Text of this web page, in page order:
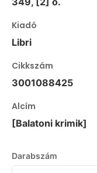
Kiadó
Libri
Cikkszám
3001088425
Alcím
[Balatoni krimik]
Darabszám